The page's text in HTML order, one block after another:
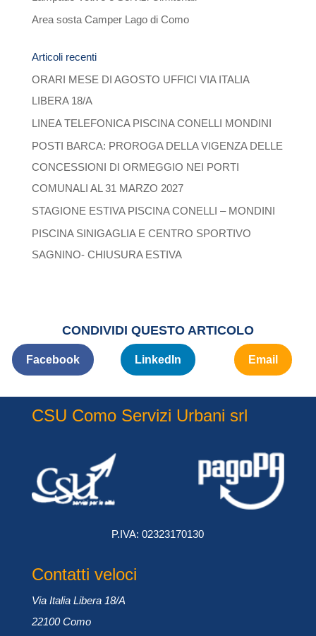
Area sosta Camper Lago di Como
Articoli recenti
ORARI MESE DI AGOSTO UFFICI VIA ITALIA
LIBERA 18/A
LINEA TELEFONICA PISCINA CONELLI MONDINI
POSTI BARCA: PROROGA DELLA VIGENZA DELLE
CONCESSIONI DI ORMEGGIO NEI PORTI
COMUNALI AL 31 MARZO 2027
STAGIONE ESTIVA PISCINA CONELLI – MONDINI
PISCINA SINIGAGLIA E CENTRO SPORTIVO
SAGNINO- CHIUSURA ESTIVA
CONDIVIDI QUESTO ARTICOLO
Facebook LinkedIn Email
CSU Como Servizi Urbani srl
P.IVA: 02323170130
Contatti veloci
Via Italia Libera 18/A
22100 Como